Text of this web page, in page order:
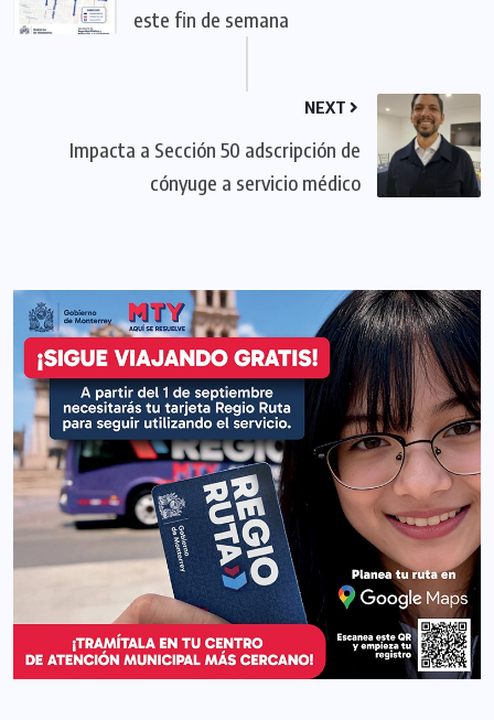
este fin de semana
NEXT
Impacta a Sección 50 adscripción de
cónyuge a servicio médico